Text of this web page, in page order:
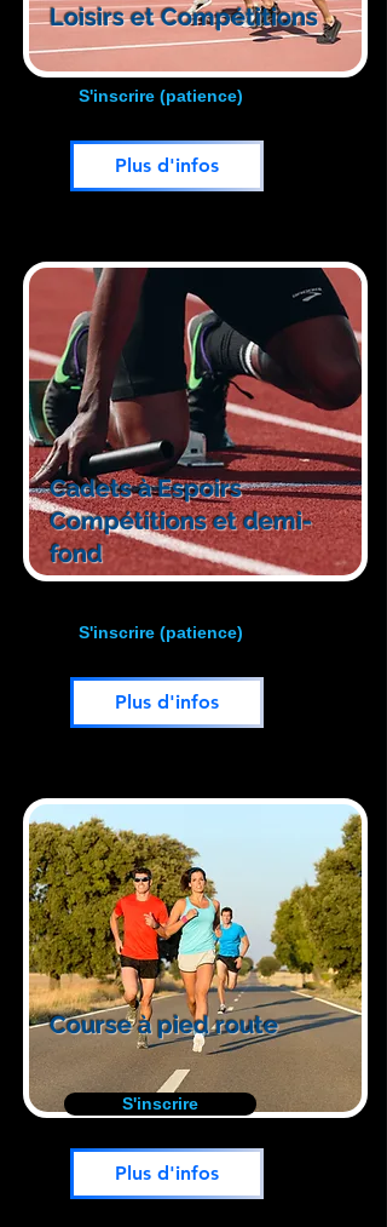
Loisirs et Compétitions
S'inscrire (patience)
Plus d'infos
Cadets à Espoirs
Compétitions et demi-
fond
S'inscrire (patience)
Plus d'infos
Course à pied route
S'inscrire
Plus d'infos